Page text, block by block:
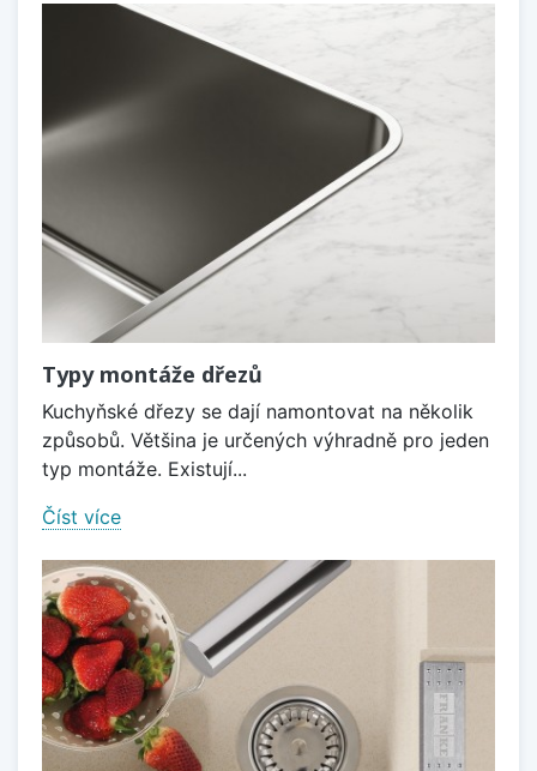
Typy montáže dřezů
Kuchyňské dřezy se dají namontovat na několik
způsobů. Většina je určených výhradně pro jeden
typ montáže. Existují...
Číst více